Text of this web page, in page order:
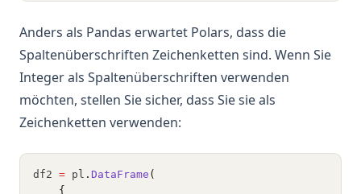
Anders als Pandas erwartet Polars, dass die
Spaltenüberschriften Zeichenketten sind. Wenn Sie
Integer als Spaltenüberschriften verwenden
möchten, stellen Sie sicher, dass Sie sie als
Zeichenketten verwenden:
df2 = pl . DataFrame (
    {